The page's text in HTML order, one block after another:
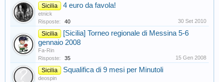
Sicilia 4 euro da favola!
etnick
Risposte:
40 30 Set 2010
Sicilia
[Sicilia] Torneo regionale di Messina 5-6
gennaio 2008
Fa-Rin
Risposte:
35 15 Gen 2008
Sicilia Squalifica di 9 mesi per Minutoli
deospin